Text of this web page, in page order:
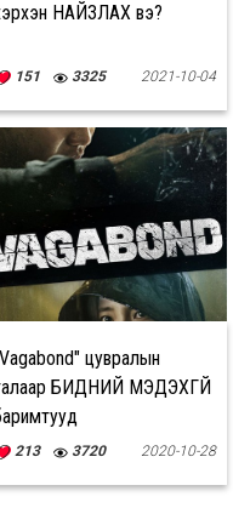
НАЙЗЛАХ вэ?
151 3325 2021-10-04
цувралын
БИДНИЙ МЭДЭХГҮЙ
213 3720 2020-10-28